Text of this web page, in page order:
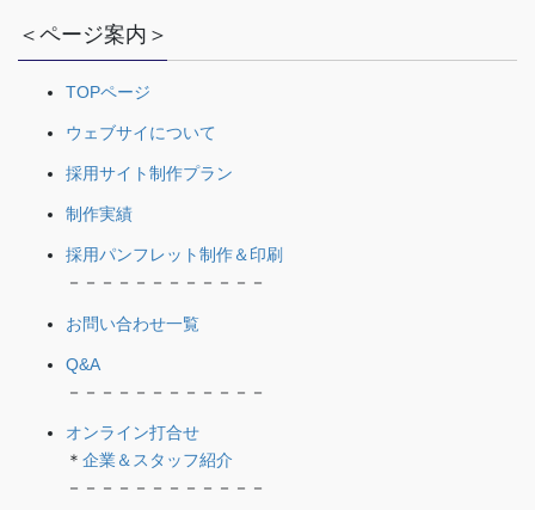
＜ページ案内＞
TOPページ
ウェブサイについて
採用サイト制作プラン
制作実績
採用パンフレット制作＆印刷
－－－－－－－－－－－－
お問い合わせ一覧
Q&A
－－－－－－－－－－－－
オンライン打合せ
＊ 企業＆スタッフ紹介
－－－－－－－－－－－－